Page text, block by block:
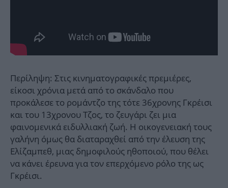
Περίληψη: Στις κινηματογραφικές πρεμιέρες,
είκοσι χρόνια μετά από το σκάνδαλο που
προκάλεσε το ρομάντζο της τότε 36χρονης Γκρέισι
και του 13χρονου Τζος, το ζευγάρι ζει μια
φαινομενικά ειδυλλιακή ζωή. Η οικογενειακή τους
γαλήνη όμως θα διαταραχθεί από την έλευση της
Ελίζαμπεθ, μιας δημοφιλούς ηθοποιού, που θέλει
να κάνει έρευνα για τον επερχόμενο ρόλο της ως
Γκρέισι.